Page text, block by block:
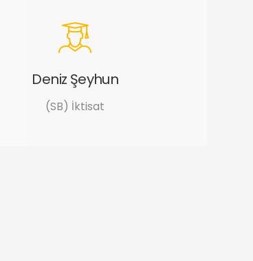
Deniz Şeyhun
(SB) İktisat